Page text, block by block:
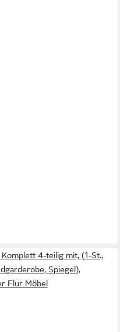
4-teilig mit, (1-St.,
Spiegel),
Flur Möbel